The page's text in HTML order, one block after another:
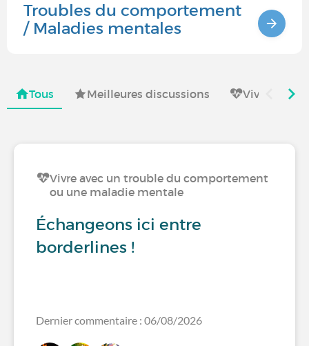
Troubles du comportement
/ Maladies mentales
Tous Meilleures discussions Vivre avec
Vivre avec un trouble du comportement
ou une maladie mentale
Échangeons ici entre
borderlines !
Dernier commentaire : 06/08/2026